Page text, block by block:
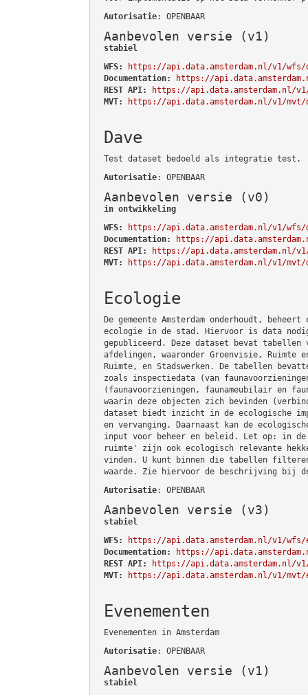
Autorisatie: OPENBAAR
Aanbevolen versie (v1)
stabiel
WFS:
https://api.data.amsterdam.nl/v1/wfs/
Documentation:
https://
REST API:
https://api.data.amsterdam.nl/
MVT:
https://api.data.amsterdam.nl/v1/mvt/
Dave
Test dataset bedoeld als integratie test.
Autorisatie: OPENBAAR
Aanbevolen versie (v0)
in ontwikkeling
WFS:
https://api.data.amsterdam.nl/v1/wfs/
Documentation:
https://
REST API:
https://api.data.amsterdam.nl/
MVT:
https://api.data.amsterdam.nl/v1/mvt/
Ecologie
De gemeente Amsterdam onderhoudt,
ecologie in de stad. Hiervoor is data
gepubliceerd. Deze dataset bevat tabellen
afdelingen, waaronder Groenvisie, Ruimte
Ruimte, en Stadswerken. De tabellen
zoals inspectiedata (van
(faunavoorzieningen, faunameubilair en
waarin deze objecten zich bevinden
dataset biedt inzicht in de ecologische
en vervanging. Daarnaast kan de
input voor beheer en beleid. Let op: in de
ruimte' zijn ook ecologisch relevante
vinden. U kunt binnen die tabellen
waarde. Zie hiervoor de beschrijving bij
Autorisatie: OPENBAAR
Aanbevolen versie (v3)
stabiel
WFS:
https://api.data.amsterdam.nl/v1/wfs/
Documentation:
https://
REST API:
https://api.data.amsterdam.nl/
MVT:
https://api.data.amsterdam.nl/v1/mvt/
Evenementen
Evenementen in Amsterdam
Autorisatie: OPENBAAR
Aanbevolen versie (v1)
stabiel